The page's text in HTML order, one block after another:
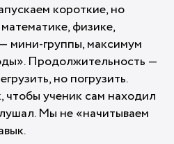
короткие, но
физике,
мини-группы, максимум
Продолжительность —
но погрузить.
чтобы ученик сам находил
Мы не «начитываем